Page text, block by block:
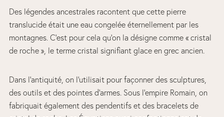
Des légendes ancestrales racontent que cette pierre
translucide était une eau congelée éternellement par les
montagnes. C’est pour cela qu’on la désigne comme « cristal
de roche », le terme cristal signifiant glace en grec ancien.
Dans l’antiquité, on l’utilisait pour façonner des sculptures,
des outils et des pointes d’armes. Sous l’empire Romain, on
fabriquait également des pendentifs et des bracelets de